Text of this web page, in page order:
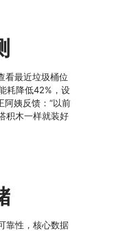
看最近垃圾桶位
耗降低42%，设
阿姨反馈：“以前
积木一样就装好
靠性，核心数据